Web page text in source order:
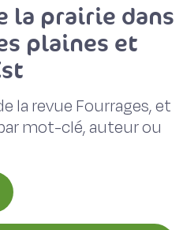
la prairie dans
plaines et
la revue Fourrages, et
mot-clé, auteur ou